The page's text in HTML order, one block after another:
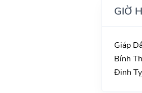
GIỜ
Giáp
Bính
Đinh